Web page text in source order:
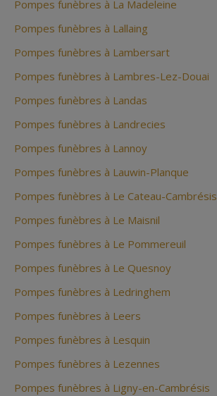
Pompes funèbres à La Madeleine
Pompes funèbres à Lallaing
Pompes funèbres à Lambersart
Pompes funèbres à Lambres-Lez-Douai
Pompes funèbres à Landas
Pompes funèbres à Landrecies
Pompes funèbres à Lannoy
Pompes funèbres à Lauwin-Planque
Pompes funèbres à Le Cateau-Cambrésis
Pompes funèbres à Le Maisnil
Pompes funèbres à Le Pommereuil
Pompes funèbres à Le Quesnoy
Pompes funèbres à Ledringhem
Pompes funèbres à Leers
Pompes funèbres à Lesquin
Pompes funèbres à Lezennes
Pompes funèbres à Ligny-en-Cambrésis